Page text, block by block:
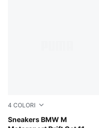
4 COLORI
Sneakers BMW M
PUMA White-PUMA Black